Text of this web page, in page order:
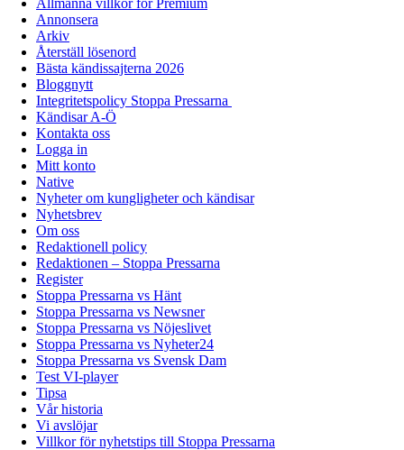
Allmänna villkor för Premium
Annonsera
Arkiv
Återställ lösenord
Bästa kändissajterna 2026
Bloggnytt
Integritetspolicy Stoppa Pressarna
Kändisar A-Ö
Kontakta oss
Logga in
Mitt konto
Native
Nyheter om kungligheter och kändisar
Nyhetsbrev
Om oss
Redaktionell policy
Redaktionen – Stoppa Pressarna
Register
Stoppa Pressarna vs Hänt
Stoppa Pressarna vs Newsner
Stoppa Pressarna vs Nöjeslivet
Stoppa Pressarna vs Nyheter24
Stoppa Pressarna vs Svensk Dam
Test VI-player
Tipsa
Vår historia
Vi avslöjar
Villkor för nyhetstips till Stoppa Pressarna